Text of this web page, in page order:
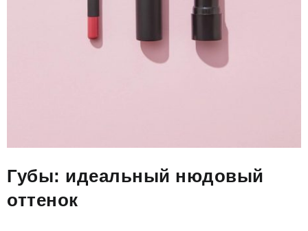
Губы: идеальный нюдовый
оттенок